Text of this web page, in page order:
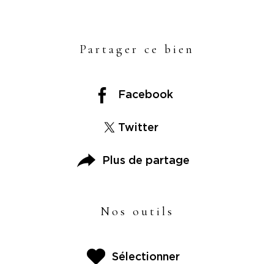
Partager ce bien
Facebook
Twitter
Plus de partage
Nos outils
Sélectionner